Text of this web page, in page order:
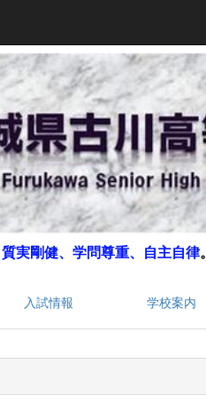
質実剛健、学問尊重、自主自律。
入試情報 学校案内